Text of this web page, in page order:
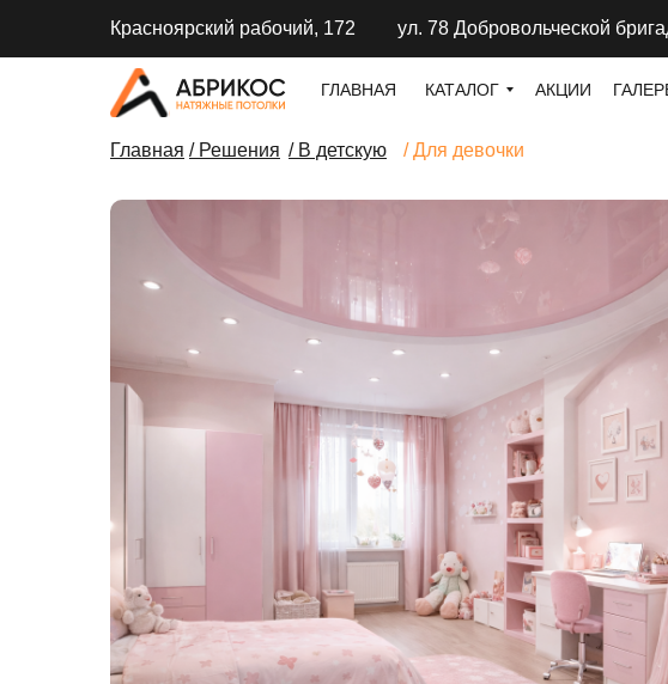
Красноярский рабочий, 172 ул. 78 Добровольческой
КАТАЛОГ АКЦИИ
ГЛАВНАЯ
/ Для девочки
/ Решения / В детскую
Главная